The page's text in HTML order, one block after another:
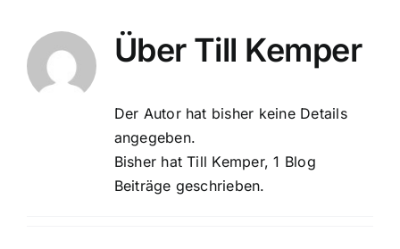
Programm
Galerie
Download
Über Till Kemper
Der Autor hat bisher keine Details
angegeben.
Bisher hat Till Kemper, 1 Blog
Beiträge geschrieben.